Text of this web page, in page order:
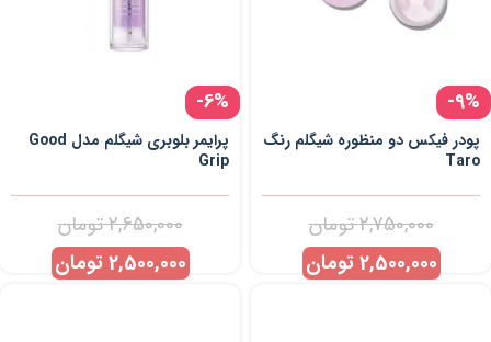
-9%
پودر فیکس دو منظوره شیگلم رنگ
Taro
2,750,000تومان
2,500,000 تومان
-6%
پرایمر بلوبری شیگلم مدل Good
Grip
2,650,000تومان
2,500,000 تومان